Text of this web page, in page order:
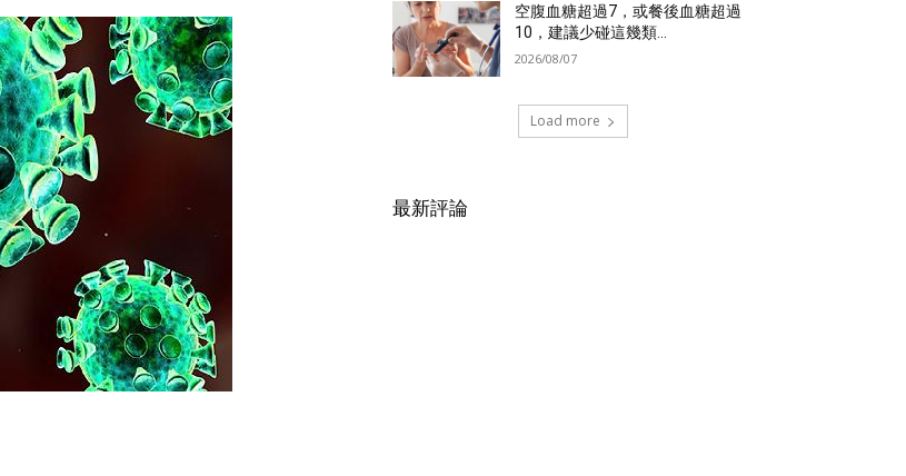
空腹血糖超過7，或餐後血糖超過
10，建議少碰這幾類...
2026/08/07
Load more
最新評論